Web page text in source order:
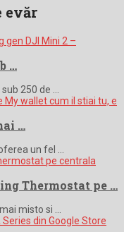
evăr
…
250 de …
…
un fel …
Thermostat pe …
misto si …